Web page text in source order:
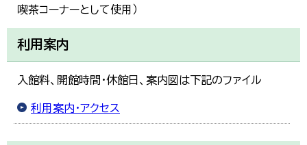
喫茶コーナーとして使用）
利用案内
入館料、開館時間・休館日、案内図は下記のファイル
利用案内・アクセス